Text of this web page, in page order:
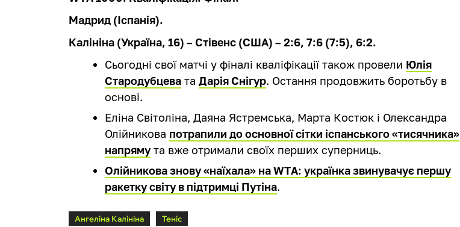
Мадрид (Іспанія).
Калініна (Україна, 16) – Стівенс (США) – 2:6, 7:6 (7:5), 6:2.
Сьогодні свої матчі у фіналі кваліфікації також провели Юлія
Стародубцева таДарія Снігур. Остання продовжить боротьбу в
основі.
Еліна Світоліна, Даяна Ястремська, Марта Костюк і Олександра
Олійникова потрапили до основної сітки іспанського «тисячника»
напрямута вже отримали своїх перших суперниць.
Олійникова знову «наїхала» на WTA: українка звинувачує першу
ракетку світу в підтримці Путіна.
Ангеліна Калініна Теніс